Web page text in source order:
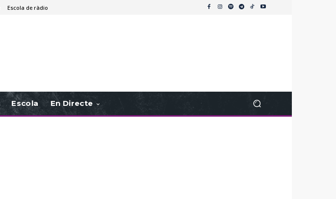
Escola de ràdio
Escola En Directe